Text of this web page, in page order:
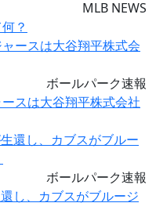
MLB NEWS
？
ボールパーク速報
スは大谷翔平株式会社
ボールパーク速報
し、カブスがブルージ